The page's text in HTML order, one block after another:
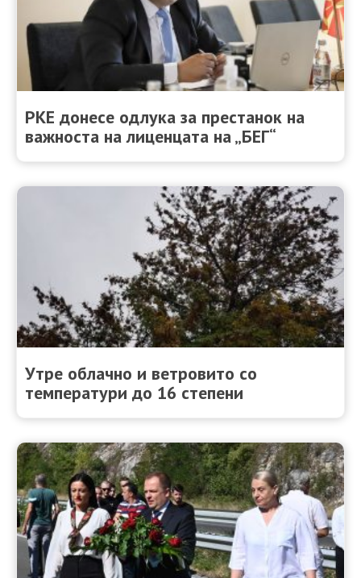
РКЕ донесе одлука за престанок на
важноста на лиценцата на „БЕГ“
Утре облачно и ветровито со
температури до 16 степени